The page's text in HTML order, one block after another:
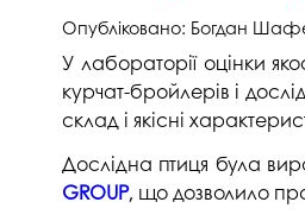
Досягнення
Сталий розвиток
Політики
Історія
Гімн ПДАУ
Опубліковано: Богдан
У лабораторії оцінки
курчат-бройлерів і
склад і якісні
Дослідна птиця була
GROUP, що дозволило